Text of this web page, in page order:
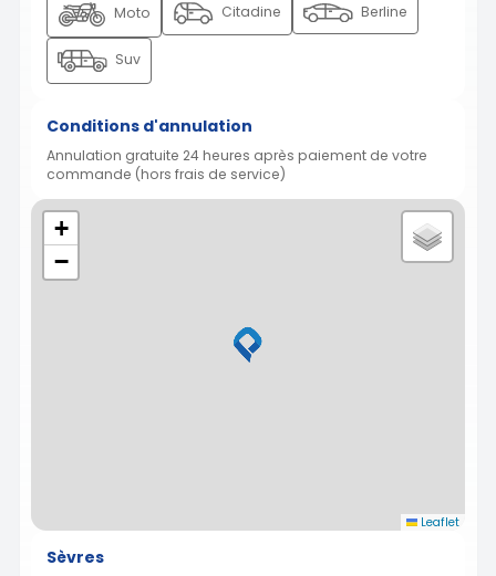
Moto Citadine Berline
Suv
Conditions d'annulation
Annulation gratuite 24 heures après paiement de votre
commande (hors frais de service)
+
−
Leaflet
Sèvres